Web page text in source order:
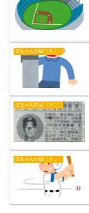
父ちゃんの話（タイガース）
父ちゃんの話（タイガース）